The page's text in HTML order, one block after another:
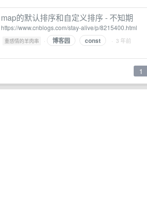
map的默认排序和自定义排序 - 不知期
https://www.cnblogs.com/stay-alive/p/8215400.html
重感情的羊肉串 · 博客园 const · 3 年前
1